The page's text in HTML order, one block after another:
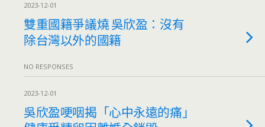
2023-12-01
雙重國籍爭議燒 吳欣盈：沒有
除台灣以外的國籍
NO RESPONSES
2023-12-01
吳欣盈哽咽揭「心中永遠的痛」